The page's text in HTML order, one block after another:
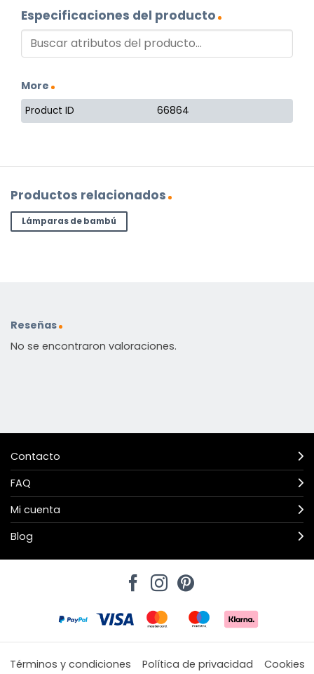
Especificaciones del producto
More
Product ID 66864
Productos relacionados
Lámparas de bambú
Reseñas
No se encontraron valoraciones.
Contacto
FAQ
Mi cuenta
Blog
Términos y condiciones Política de privacidad Cookies